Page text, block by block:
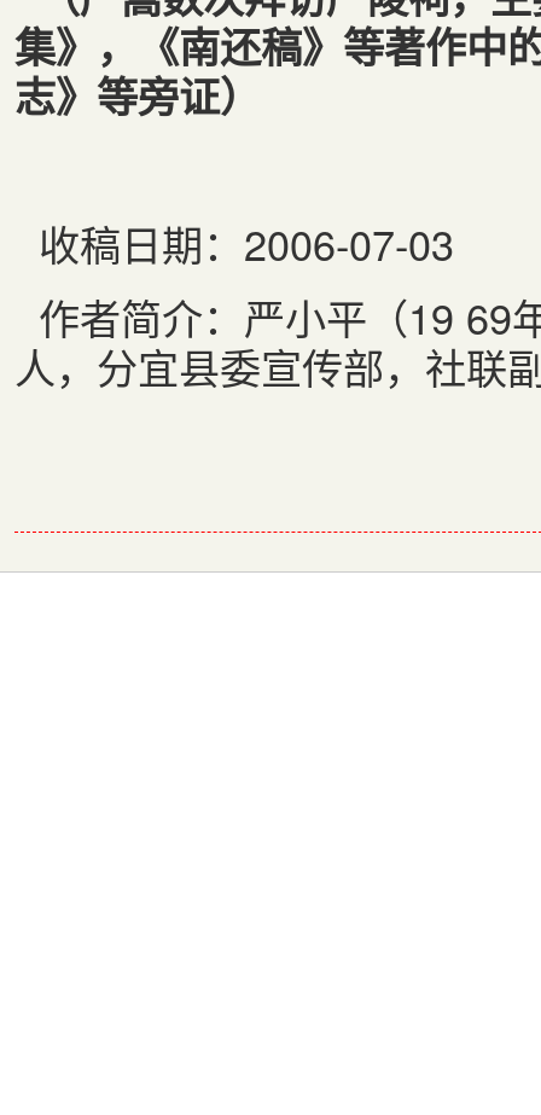
集》，《南还稿》等著作中
志》等旁证）
收稿日期：2006-07-03
作者简介：严小平（19 69
人，分宜县委宣传部，社联